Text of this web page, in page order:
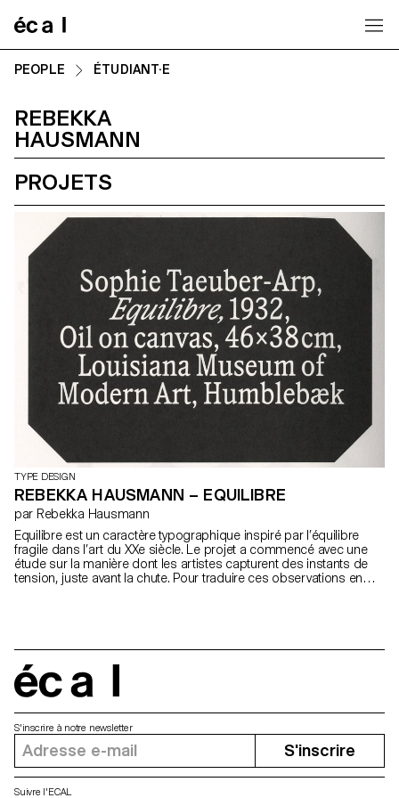
PEOPLE ÉTUDIANT·E
REBEKKA
HAUSMANN
PROJETS
TYPE DESIGN
REBEKKA HAUSMANN – EQUILIBRE
par Rebekka Hausmann
Equilibre est un caractère typographique inspiré par l’équilibre
fragile dans l’art du XXe siècle. Le projet a commencé avec une
étude sur la manière dont les artistes capturent des instants de
tension, juste avant la chute. Pour traduire ces observations en
L’inclinaison marquée de l’italique accentue encore l’impression
d’instabilité. Equilibre n’est pas un contenant neutre, mais une voix
forte grâce à la friction entre romain et italique.
S'inscrire à notre newsletter
S'inscrire
Suivre l'ECAL